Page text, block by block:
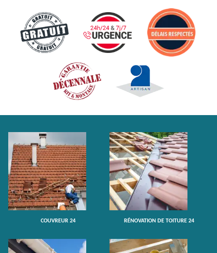
COUVREUR 24 RÉNOVATION DE TOITURE 24